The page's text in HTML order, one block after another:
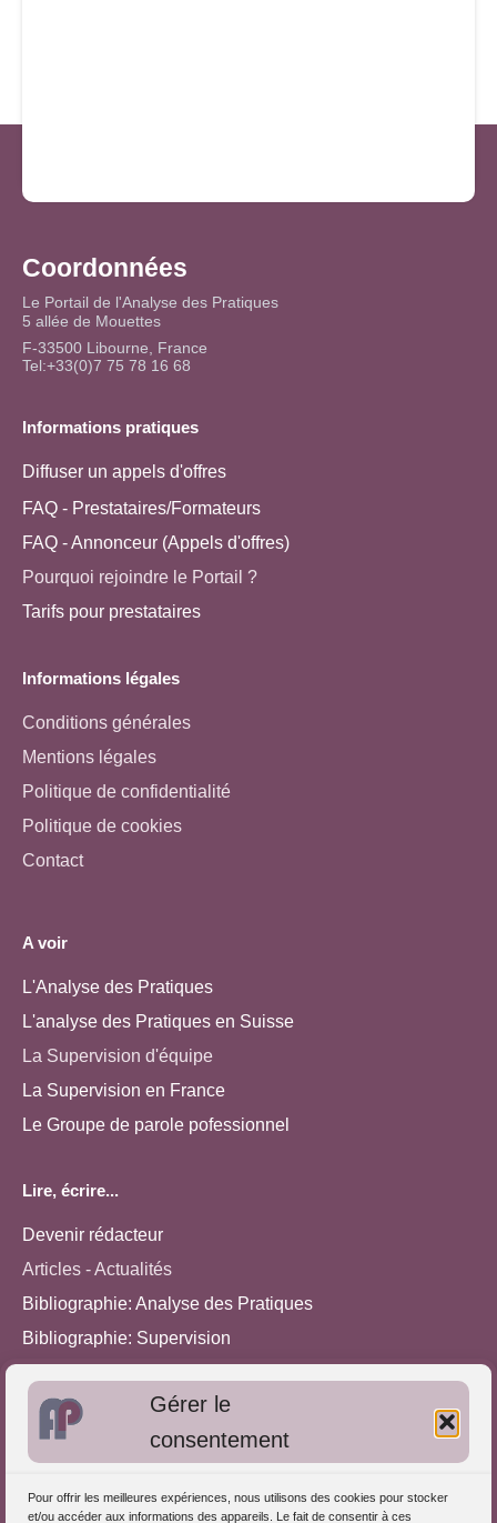
Gérer le
consentement
Pour offrir les meilleures expériences, nous utilisons des cookies pour stocker
et/ou accéder aux informations des appareils. Le fait de consentir à ces
Coordonnées
Le Portail de l'Analyse des Pratiques
5 allée de Mouettes
F-33500 Libourne, France
Tel:+33(0)7 75 78 16 68
Informations pratiques
Diffuser un appels d'offres
FAQ - Prestataires/Formateurs
FAQ - Annonceur (Appels d'offres)
Pourquoi rejoindre le Portail ?
Tarifs pour prestataires
Informations légales
Conditions générales
Mentions légales
Politique de confidentialité
Politique de cookies
Contact
A voir
L'Analyse des Pratiques
L'analyse des Pratiques en Suisse
La Supervision d'équipe
La Supervision en France
Le Groupe de parole pofessionnel
Lire, écrire...
Devenir rédacteur
Articles - Actualités
Bibliographie: Analyse des Pratiques
Bibliographie: Supervision
Approches de l'Analyse des pratiques
S'inscrire dans l'Annuaire